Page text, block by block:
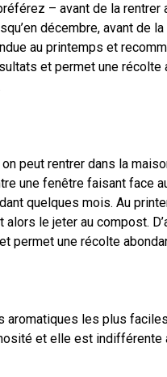
– avant de la rentrer
décembre, avant de
au printemps et
et permet une récolte
on peut rentrer dans la
une fenêtre faisant face
quelques mois. Au
le jeter au compost.
permet une récolte
aromatiques les plus
et elle est indifférente